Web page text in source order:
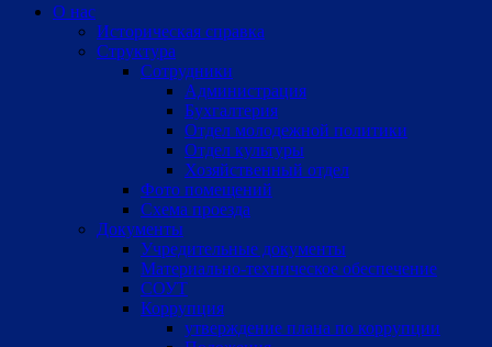
О нас
Историческая справка
Структура
Сотрудники
Администрация
Бухгалтерия
Отдел молодежной политики
Отдел культуры
Хозяйственный отдел
Фото помещений
Схема проезда
Документы
Учредительные документы
Материально-техническое обеспечение
СОУТ
Коррупция
утверждение плана по коррупции